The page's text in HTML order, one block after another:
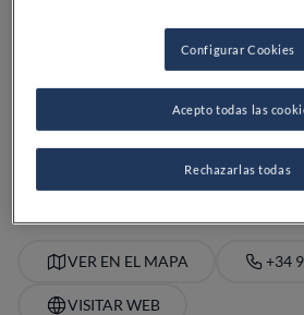
CERRADO Abre elViernes,13:00-
PRECIO
VER EN EL MAPA +34
VISITAR WEB
Configurar Cookies
Rechazarlas todas
Acepto todas las